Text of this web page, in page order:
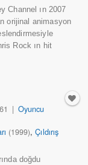
Channel ın 2007
orijinal animasyon
Rock ın hit
| Oyuncu
(1999),Çıldırış
doğdu